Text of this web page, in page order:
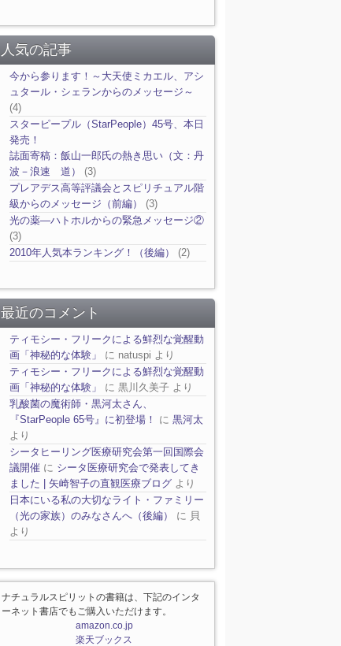
人気の記事
今から参ります！～大天使ミカエル、アシ
ュタール・シェランからのメッセージ～
(4)
スターピープル（StarPeople）45号、本日
発売！
誌面寄稿：飯山一郎氏の熱き思い（文：丹
波－浪速 道）
(3)
プレアデス高等評議会とスピリチュアル階
級からのメッセージ（前編）
(3)
光の薬―ハトホルからの緊急メッセージ②
(3)
2010年人気本ランキング！（後編）
(2)
最近のコメント
ティモシー・フリークによる鮮烈な覚醒動
画「神秘的な体験」
に natuspi より
ティモシー・フリークによる鮮烈な覚醒動
画「神秘的な体験」
に 黒川久美子 より
乳酸菌の魔術師・黒河太さん、
『StarPeople 65号』に初登場！
に 黒河太
より
シータヒーリング医療研究会第一回国際会
議開催 に シータ医療研究会で発表してき
ました | 矢崎智子の直観医療ブログ より
日本にいる私の大切なライト・ファミリー
（光の家族）のみなさんへ（後編）
に 貝
より
ナチュラルスピリットの書籍は、下記のインタ
ーネット書店でもご購入いただけます。
amazon.co.jp
楽天ブックス